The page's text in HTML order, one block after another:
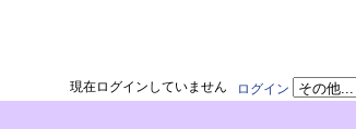
ログイン
現在ログインしていません